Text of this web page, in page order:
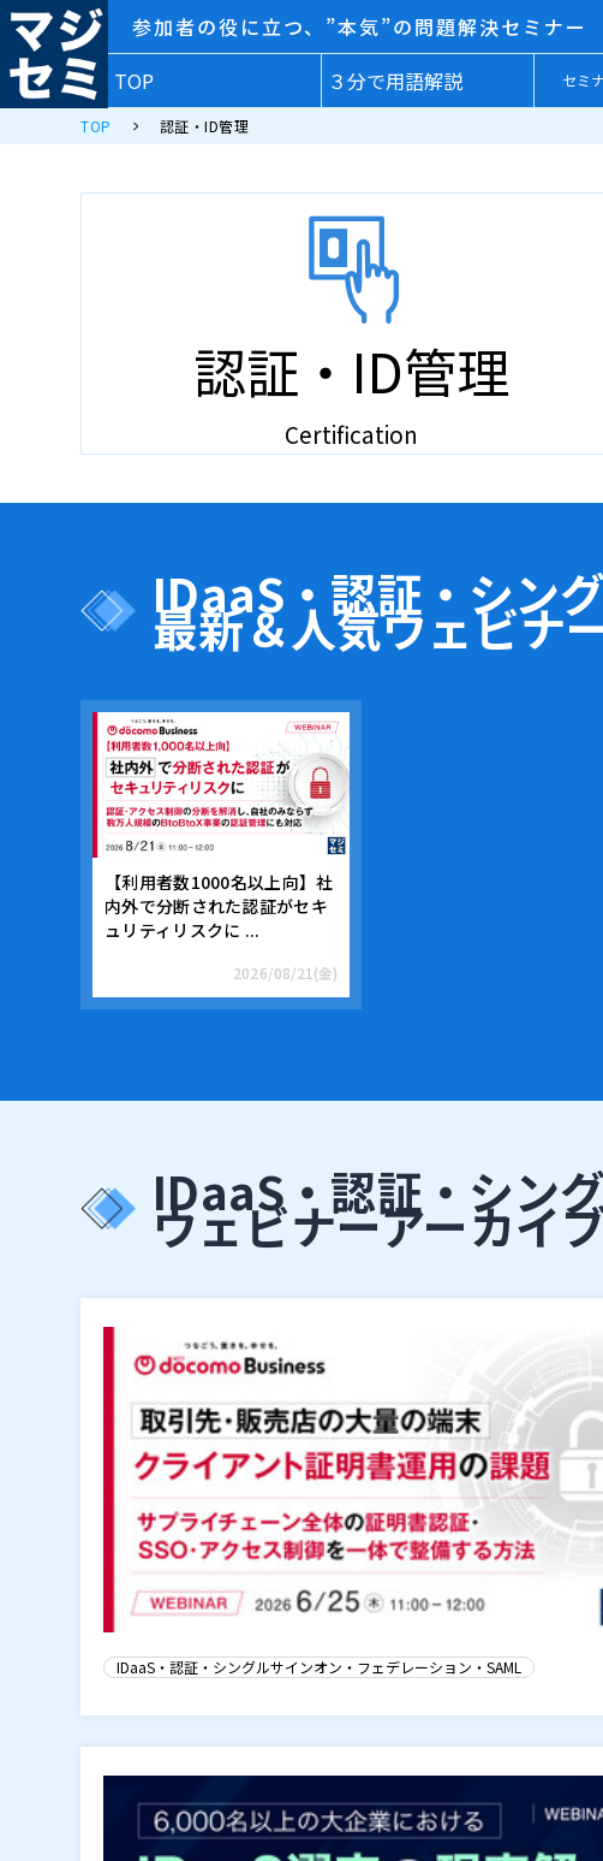
参加者の役に立つ、”本気”の問題解決セミナー
TOP
３分で用語解説 セミ
TOP 認証・ID管理
認証・ID管理
Certification
IDaaS・認証・シン
最新＆人気ウェビナ
【利用者数1000名以上向】社
内外で分断された認証がセキ
ュリティリスクに ...
2026/08/21(金)
IDaaS・認証・シン
ウェビナーアーカイ
IDaaS・認証・シングルサインオン・フェデレーション・SAML